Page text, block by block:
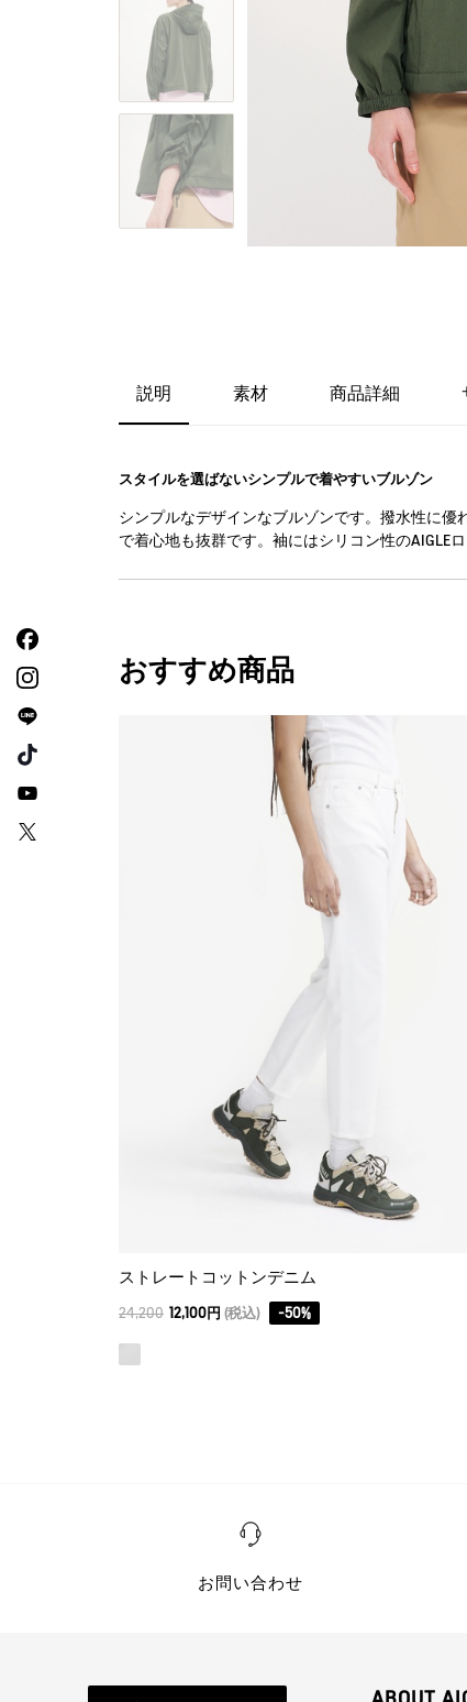
説明 素材 商品詳細
スタイルを選ばないシンプルで着やすいブルゾン
シンプルなデザインなブルゾンです。撥水性に
で着心地も抜群です。袖にはシリコン性のAIGLEロ
おすすめ商品
ストレートコットンデニム
24,200 12,100円 (税込) -50%
お問い合わせ